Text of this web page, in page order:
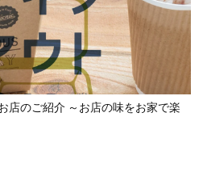
店のご紹介 ～お店の味をお家で楽